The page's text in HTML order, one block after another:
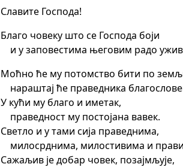
Славите Господа!
Благо човеку што се Господа боји
и у заповестима његовим радо
Моћно ће му потомство бити по
нараштај ће праведника
У кући му благо и иметак,
праведност му постојана вавек.
Светло и у тами сија праведнима,
милосрднима, милостивима и
Сажаљив је добар човек, позајмљује,